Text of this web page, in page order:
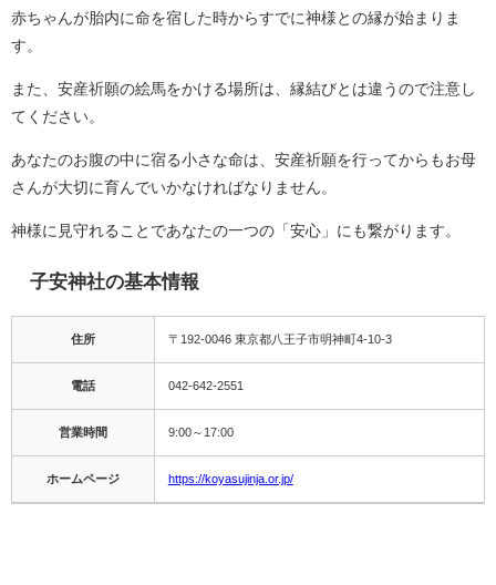
赤ちゃんが胎内に命を宿した時からすでに神様との縁が始まりま
す。
また、安産祈願の絵馬をかける場所は、縁結びとは違うので注意し
てください。
あなたのお腹の中に宿る小さな命は、安産祈願を行ってからもお母
さんが大切に育んでいかなければなりません。
神様に見守れることであなたの一つの「安心」にも繋がります。
子安神社の基本情報
住所 〒192-0046 東京都八王子市明神町4-10-3
電話 042-642-2551
営業時間 9:00～17:00
ホームページ https://koyasujinja.or.jp/